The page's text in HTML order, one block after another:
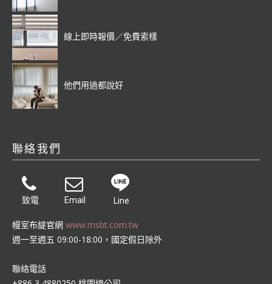
線上即時報價／免費索樣
他們用過都說好
聯絡我們
致電 Email Line
幔室布緹官網 www.msbt.com.tw
週一至週五 09:00-18:00，國定假日除外
聯絡電話